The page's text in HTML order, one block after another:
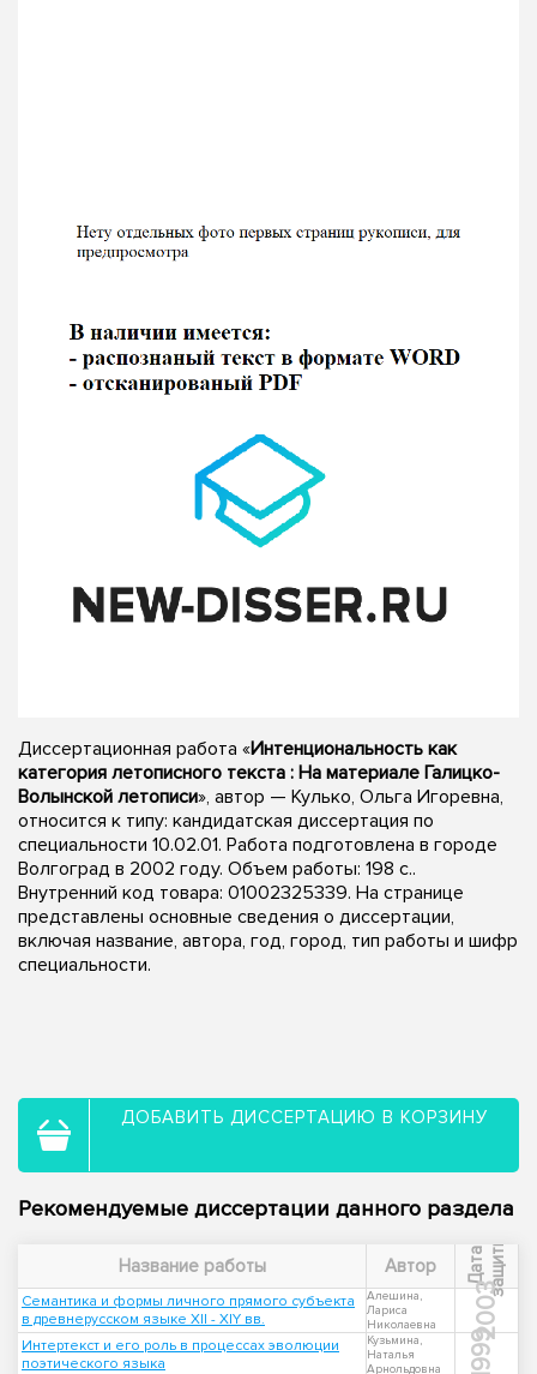
Диссертационная работа «Интенциональность как
категория летописного текста : На материале Галицко-
Волынской летописи», автор — Кулько, Ольга Игоревна,
относится к типу: кандидатская диссертация по
специальности 10.02.01. Работа подготовлена в городе
Волгоград в 2002 году. Объем работы: 198 с..
Внутренний код товара: 01002325339. На странице
представлены основные сведения о диссертации,
включая название, автора, год, город, тип работы и шифр
специальности.
ДОБАВИТЬ ДИССЕРТАЦИЮ В КОРЗИНУ
Рекомендуемые диссертации данного раздела
Название работы Автор Д
а
т
а
з
а
щ
и
ты
Семантика и формы личного прямого субъекта
в древнерусском языке ХII - ХIY вв.
Алешина,
Лариса
Николаевна
2003
Интертекст и его роль в процессах эволюции
поэтического языка
Кузьмина,
Наталья
Арнольдовна
1999